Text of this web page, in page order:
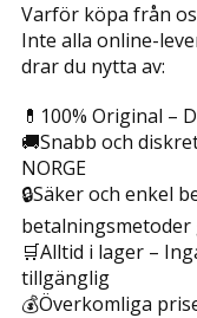
Varför köpa från
Inte alla online-
drar du nytta av:
💊100% Original –
🚚Snabb och
NORGE
🔒Säker och enkel
🛒Alltid i lager –
tillgänglig
💰Överkomliga